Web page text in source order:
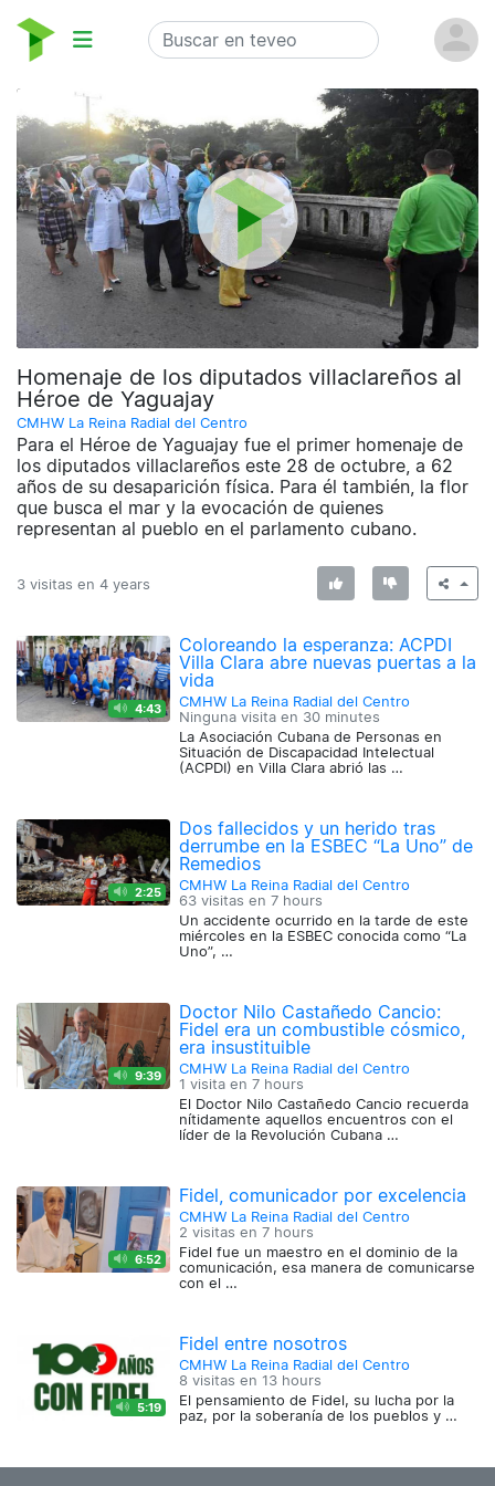
Homenaje de los diputados villaclareños al
Héroe de Yaguajay
CMHW La Reina Radial del Centro
Para el Héroe de Yaguajay fue el primer homenaje de
los diputados villaclareños este 28 de octubre, a 62
años de su desaparición física. Para él también, la flor
que busca el mar y la evocación de quienes
representan al pueblo en el parlamento cubano.
3 visitas en 4 years
4:43
Coloreando la esperanza: ACPDI
Villa Clara abre nuevas puertas a la
vida
CMHW La Reina Radial del Centro
Ninguna visita en 30 minutes
La Asociación Cubana de Personas en
Situación de Discapacidad Intelectual
(ACPDI) en Villa Clara abrió las …
2:25
Dos fallecidos y un herido tras
derrumbe en la ESBEC “La Uno” de
Remedios
CMHW La Reina Radial del Centro
63 visitas en7 hours
Un accidente ocurrido en la tarde de este
miércoles en la ESBEC conocida como “La
Uno”, …
9:39
Doctor Nilo Castañedo Cancio:
Fidel era un combustible cósmico,
era insustituible
CMHW La Reina Radial del Centro
1 visita en7 hours
El Doctor Nilo Castañedo Cancio recuerda
nítidamente aquellos encuentros con el
líder de la Revolución Cubana …
6:52
Fidel, comunicador por excelencia
CMHW La Reina Radial del Centro
2 visitas en7 hours
Fidel fue un maestro en el dominio de la
comunicación, esa manera de comunicarse
con el …
5:19
Fidel entre nosotros
CMHW La Reina Radial del Centro
8 visitas en 13 hours
El pensamiento de Fidel, su lucha por la
paz, por la soberanía de los pueblos y …